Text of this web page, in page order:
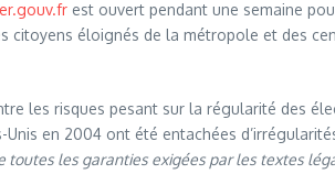
est ouvert pendant une semaine
citoyens éloignés de la métropole et des
les risques pesant sur la régularité des
en 2004 ont été entachées
toutes les garanties exigées par les textes